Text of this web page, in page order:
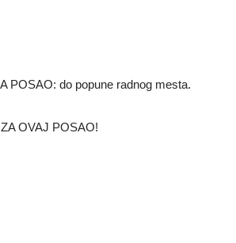
POSAO: do popune radnog mesta.
OVAJ POSAO!